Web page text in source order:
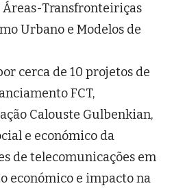
Transfronteiriças
Urbano e Modelos de
cerca de 10 projetos de
FCT,
Calouste Gulbenkian,
e económico da
de telecomunicações em
económico e impacto na